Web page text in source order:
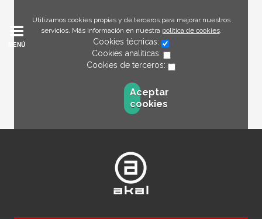
Utilizamos cookies propias y de terceros para mejorar nuestros
servicios. Más información en nuestra política de cookies.
Cookies técnicas:
Cookies analíticas:
Cookies de terceros:
Aceptar
cookies
MENÚ